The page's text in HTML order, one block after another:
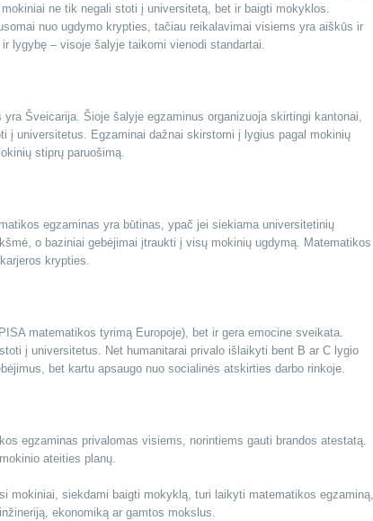
ne tik negali stoti į universitetą, bet ir baigti mokyklos.
nuo ugdymo krypties, tačiau reikalavimai visiems yra aiškūs ir
lygybę – visoje šalyje taikomi vienodi standartai.
Šveicarija. Šioje šalyje egzaminus organizuoja skirtingi kantonai,
į universitetus. Egzaminai dažnai skirstomi į lygius pagal mokinių
stiprų paruošimą.
egzaminas yra būtinas, ypač jei siekiama universitetinių
o baziniai gebėjimai įtraukti į visų mokinių ugdymą. Matematikos
krypties.
matematikos tyrimą Europoje), bet ir gera emocine sveikata.
į universitetus. Net humanitarai privalo išlaikyti bent B ar C lygio
bet kartu apsaugo nuo socialinės atskirties darbo rinkoje.
egzaminas privalomas visiems, norintiems gauti brandos atestatą.
ateities planų.
mokiniai, siekdami baigti mokyklą, turi laikyti matematikos egzaminą,
ekonomiką ar gamtos mokslus.